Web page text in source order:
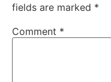
fields are marked *
Comment *